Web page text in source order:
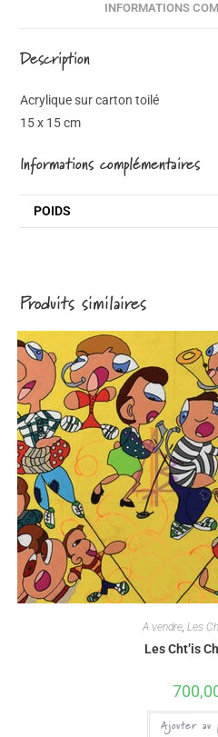
INFORMATIONS
Description
Acrylique sur carton toilé
15 x 15 cm
Informations complémentaires
POIDS
Produits similaires
A vendre, Les
Les Cht’is
Ajouter au